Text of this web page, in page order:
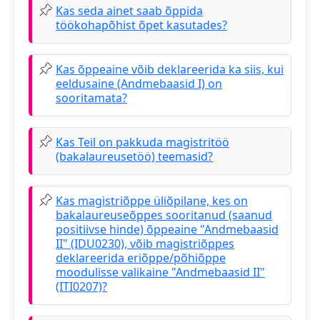
Kas seda ainet saab õppida
töökohapõhist õpet kasutades?
Kas õppeaine võib deklareerida ka siis, kui
eeldusaine (Andmebaasid I) on
sooritamata?
Kas Teil on pakkuda magistritöö
(bakalaureusetöö) teemasid?
Kas magistriõppe üliõpilane, kes on
bakalaureuseõppes sooritanud (saanud
positiivse hinde) õppeaine "Andmebaasid
II" (IDU0230), võib magistriõppes
deklareerida eriõppe/põhiõppe
moodulisse valikaine "Andmebaasid II"
(ITI0207)?